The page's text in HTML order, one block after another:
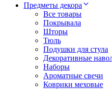
Предметы декора
Все товары
Покрывала
Шторы
Тюль
Подушки для стула
Декоративные
Наборы
Ароматные свечи
Коврики меховые